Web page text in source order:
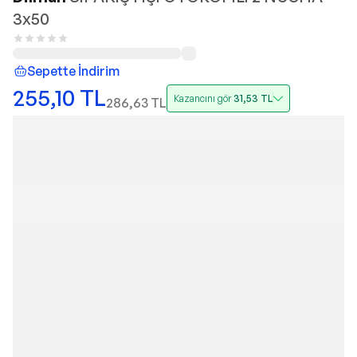
3x50
Sepette İndirim
255,10 TL286,63 TL Kazancını gör31,53 TL